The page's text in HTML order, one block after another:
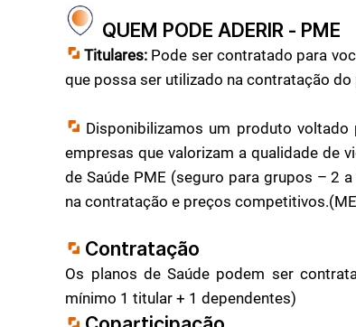
QUEM PODE ADERIR - PME
Titulares: Pode ser contratado para
que possa ser utilizado na contratação do
Disponibilizamos um produto
empresas que valorizam a qualidade de
de Saúde PME (seguro para grupos – 2
na contratação e preços
Contratação
Os planos de Saúde podem ser
mínimo 1 titular + 1 dependentes)